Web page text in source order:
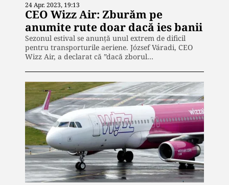
24 Apr. 2023, 19:13
CEO Wizz Air: Zburăm pe
anumite rute doar dacă ies banii
Sezonul estival se anunță unul extrem de dificil
pentru transporturile aeriene. József Váradi, CEO
Wizz Air, a declarat că ”dacă zborul…